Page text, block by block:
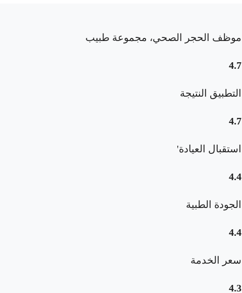
موظف الحجر الصحي، مجموعة طبيب
4.7
التطبيق النتيجة
4.7
استقبال العيادة'
4.4
الجودة الطبية
4.4
سعر الخدمة
4.3